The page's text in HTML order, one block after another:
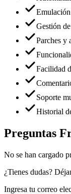
Emulación
Gestión
Parches y
Facilidad
Soporte
Historial
Preguntas
No se han cargado
¿Tienes dudas?
Ingresa tu correo